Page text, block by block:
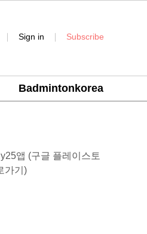
| Sign in | Subscribe
Badmintonkorea